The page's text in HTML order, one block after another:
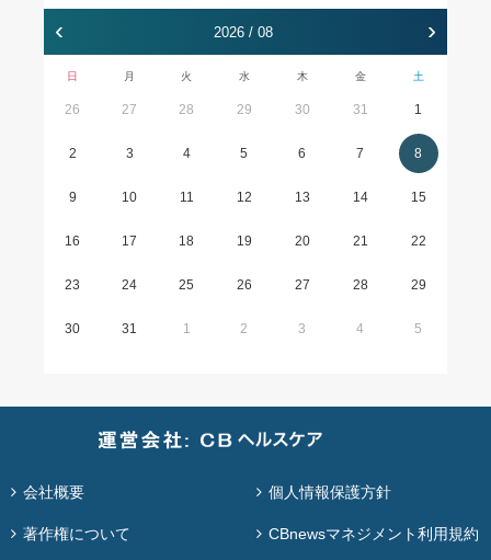
‹ 2026 / 08 ›
日 月 火 水 木 金 土
26 27 28 29 30 31 1
2 3 4 5 6 7 8
9 10 11 12 13 14 15
16 17 18 19 20 21 22
23 24 25 26 27 28 29
30 31 1 2 3 4 5
会社概要 個人情報保護方針
著作権について CBnewsマネジメント利用規約